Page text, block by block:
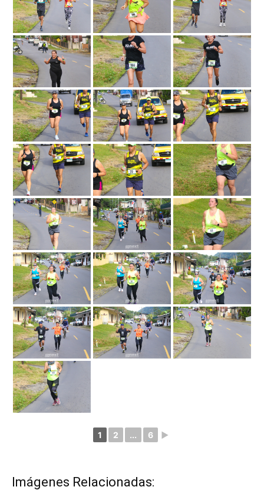
1 2 ... 6 ►
Imágenes Relacionadas: